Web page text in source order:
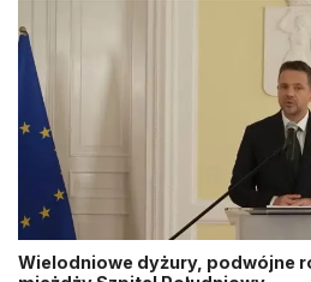
Wielodniowe dyżury, podwójne